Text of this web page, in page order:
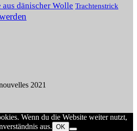
aus dänischer Wolle Trachtenstrick
2021
Wenn du die Website weiter nutzt,
aus. OK